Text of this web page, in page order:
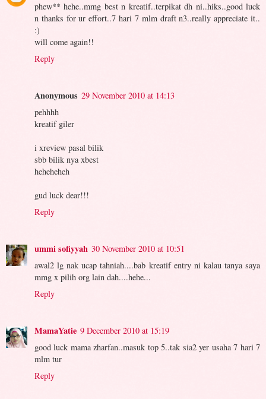
phew** hehe..mmg best n kreatif..terpikat dh ni..hiks..good luck
n thanks for ur effort..7 hari 7 mlm draft n3..really appreciate it..
:)
will come again!!
Reply
Anonymous 29 November 2010 at 14:13
pehhhh
kreatif giler
i xreview pasal bilik
sbb bilik nya xbest
heheheheh
gud luck dear!!!
Reply
ummi sofiyyah 30 November 2010 at 10:51
awal2 lg nak ucap tahniah....bab kreatif entry ni kalau tanya saya
mmg x pilih org lain dah....hehe...
Reply
MamaYatie 9 December 2010 at 15:19
good luck mama zharfan..masuk top 5..tak sia2 yer usaha 7 hari 7
mlm tur
Reply